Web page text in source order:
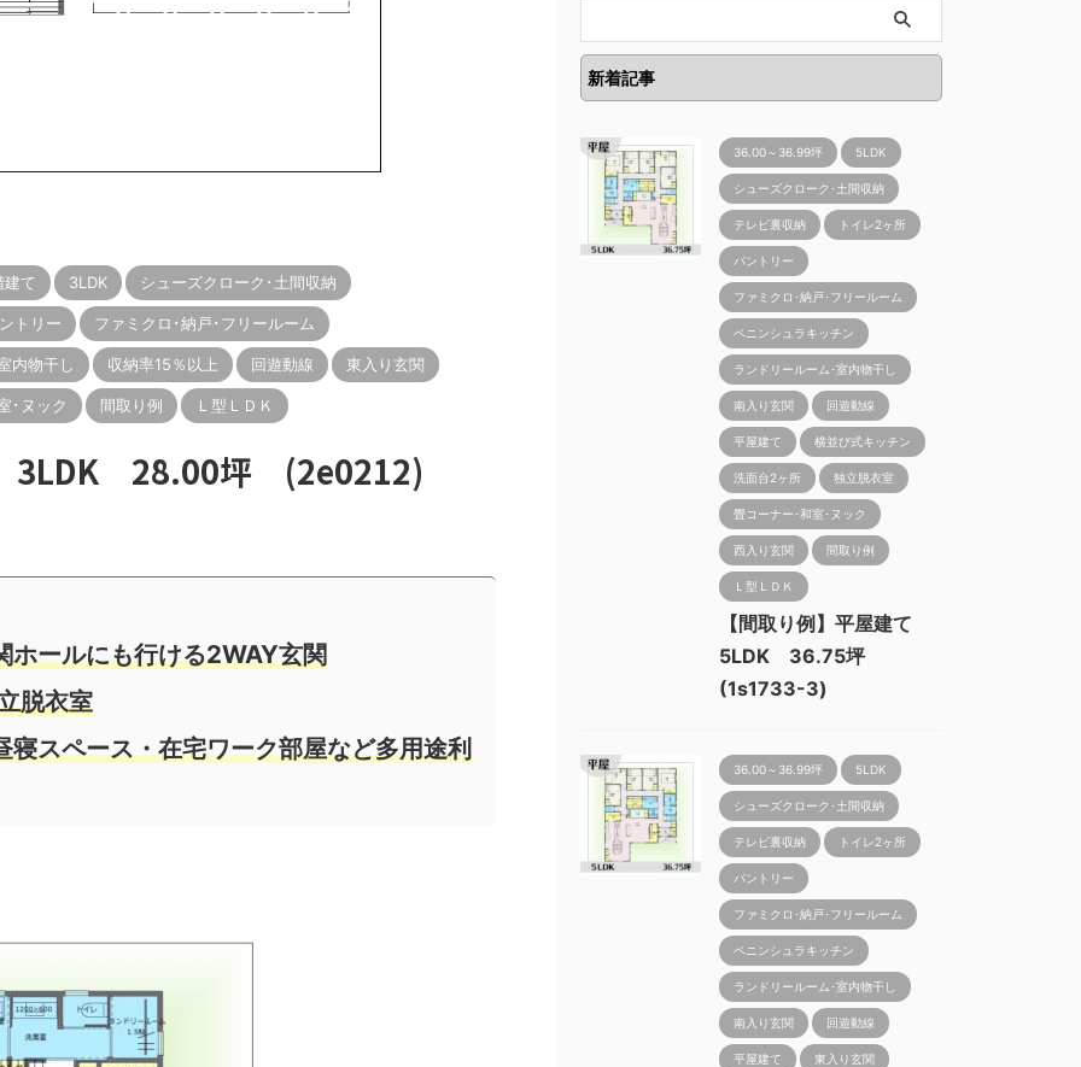
建て 3LDK シューズクローク･土間収納
トリー ファミクロ･納戸･フリールーム
内物干し 収納率15％以上 回遊動線 東入り玄関
･ヌック 間取り例 Ｌ型ＬＤＫ
3LDK 28.00坪 (2e0212)
ールにも行ける2WAY玄関
脱衣室
スペース・在宅ワーク部屋など多用途利
新着記事
36.00～36.99坪 5LDK
シューズクローク･土間収納
テレビ裏収納 トイレ2ヶ所
パントリー
ファミクロ･納戸･フリールーム
ペニンシュラキッチン
ランドリールーム･室内物干し
南入り玄関 回遊動線
平屋建て 横並び式キッチン
洗面台2ヶ所 独立脱衣室
畳コーナー･和室･ヌック
西入り玄関 間取り例
Ｌ型ＬＤＫ
【間取り例】平屋建て
5LDK 36.75坪
(1s1733-3)
36.00～36.99坪 5LDK
シューズクローク･土間収納
テレビ裏収納 トイレ2ヶ所
パントリー
ファミクロ･納戸･フリールーム
ペニンシュラキッチン
ランドリールーム･室内物干し
南入り玄関 回遊動線
平屋建て 東入り玄関